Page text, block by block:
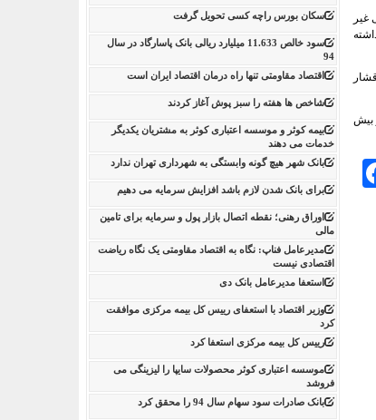
سکان بورس راچه کسی تحویل گرفت
سود خالص 11.633 میلیارد ریالی بانک پاسارگاد در سال
94
اقتصاد مقاومتی تنها راه درمان اقتصاد ایران است
شاخص ها هفته را سبز پوش آغاز کردند
بیمه کوثر و موسسه اعتباری کوثر به مشتریان یکدیگر
خدمات می دهند
بانک شهر هیچ گونه وابستگی به شهرداری تهران ندارد
برای بانک شدن لازم باشد افزایش سرمایه می دهیم
اوراق رهنی؛ نقطه اتصال بازار پول و سرمایه برای تامین
مالی
مدیرعامل فناپ: نگاه به اقتصاد مقاومتی یک نگاه ریاضت
اقتصادی نیست
استعفا مدیرعامل بانک دی
وزیر اقتصاد با استعفای رییس کل بیمه مرکزی موافقت
کرد
رییس کل بیمه مرکزی استعفا کرد
موسسه اعتباری کوثر محصولات سایپا را لیزینگی می
فروشد
بانک صادرات سود سهام سال 94 را محقق کرد
اسلامی غیر
44 درصد و از نظر تعداد 27 درصد رشد داشته
بیش